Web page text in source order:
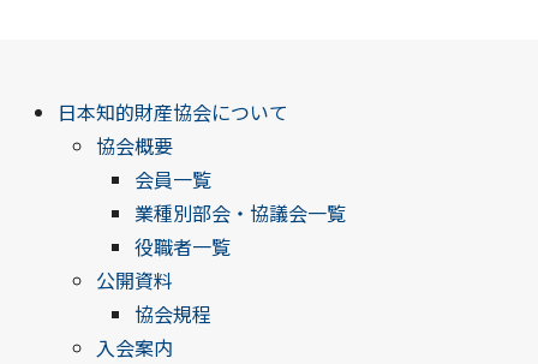
日本知的財産協会について
協会概要
会員一覧
業種別部会・協議会一覧
役職者一覧
公開資料
協会規程
入会案内